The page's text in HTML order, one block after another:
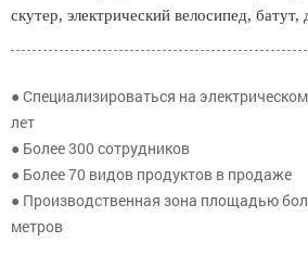
скутер, электрический велосипед, батут,
● Специализироваться на
лет
● Более 300 сотрудников
● Более 70 видов продуктов в продаже
● Производственная зона площадью
метров